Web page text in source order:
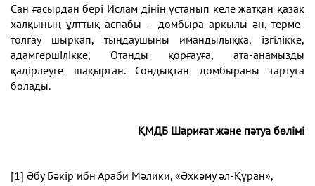
Сан ғасырдан бері Ислам дінін ұстанып келе жатқан қазақ
халқының ұлттық аспабы – домбыра арқылы ән, терме-
толғау шырқап, тыңдаушыны имандылыққа, ізгілікке,
адамгершілікке, Отанды қорғауға, ата-анамызды
қадірлеуге шақырған. Сондықтан домбыраны тартуға
болады.
ҚМДБ Шариғат және пәтуа бөлімі
[1] Әбу Бәкір ибн Араби Мәлики, «Әхкәму әл-Құран»,